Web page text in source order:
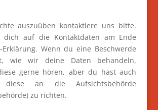
auszuüben kontaktiere uns bitte.
dich auf die Kontaktdaten am Ende
Erklärung. Wenn du eine Beschwerde
wie wir deine Daten behandeln,
gerne hören, aber du hast auch
an die Aufsichtsbehörde
zu richten.